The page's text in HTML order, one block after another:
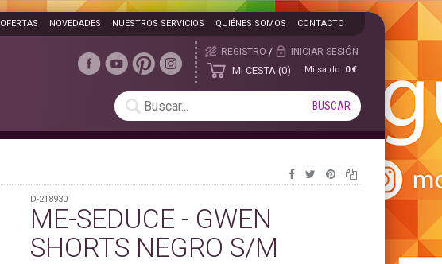
REGISTRO / INICIAR SESIÓN
MI CESTA 0 Mi saldo: 0 €
OFERTAS NOVEDADES NUESTROS SERVICIOS QUIÉNES SOMOS CONTACTO
D-218930
ME-SEDUCE - GWEN
SHORTS NEGRO S/M